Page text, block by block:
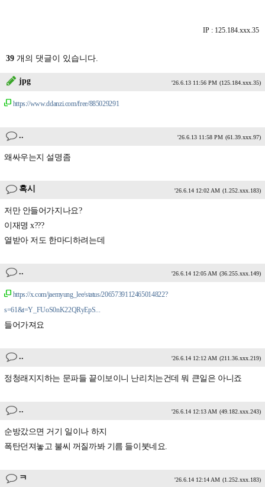
IP : 125.184.xxx.35
39 개의 댓글이 있습니다.
jpg '26.6.13 11:56 PM (125.184.xxx.35)
https://www.ddanzi.com/free/885029291
.. '26.6.13 11:58 PM (61.39.xxx.97)
왜싸우는지 설명좀
혹시 '26.6.14 12:02 AM (1.252.xxx.183)
저만 안들어가지나요?
이재명 x???
열받아 저도 한마디하려는데
.. '26.6.14 12:05 AM (36.255.xxx.149)
https://x.com/jaemyung_lee/status/2065739112465014822?
s=61&t=Y_FUoS0nK22QRyEpS...
들어가져요
.. '26.6.14 12:12 AM (211.36.xxx.219)
정청래지지하는 문파들 끝이보이니 난리치는건데 뭐 큰일은 아니죠
.. '26.6.14 12:13 AM (49.182.xxx.243)
순방갔으면 거기 일이나 하지
폭탄던져놓고 불씨 꺼질까봐 기름 들이붓네요.
ㅋ '26.6.14 12:14 AM (1.252.xxx.183)